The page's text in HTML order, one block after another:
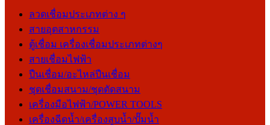
ลวดเชื่อมประเภทต่าง ๆ
สายอุตสาหกรรม
ตู้เชื่อม เครื่องเชื่อมประเภทต่างๆ
สายเชื่อมไฟฟ้า
ปืนเชื่อม/อะไหล่ปืนเชื่อม
ชุดเชื่อมสนาม/ชุดตัดสนาม
เครื่องมือไฟฟ้า/POWER TOOLS
เครื่องฉีดน้ำ/เครื่องสูบน้ำ/ปั๊มน้ำ